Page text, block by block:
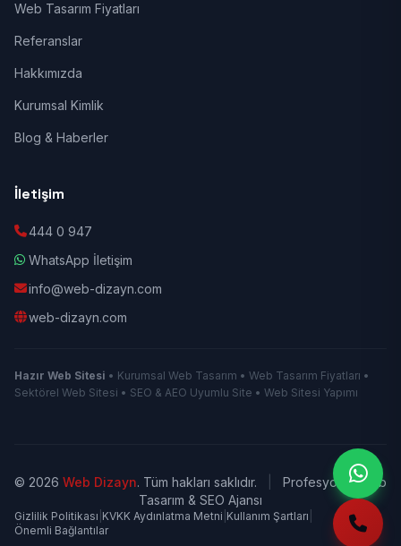
Web Tasarım Fiyatları
Referanslar
Hakkımızda
Kurumsal Kimlik
Blog & Haberler
İletişim
444 0 947
WhatsApp İletişim
info@web-dizayn.com
web-dizayn.com
Hazır Web Sitesi • Kurumsal Web Tasarım • Web Tasarım Fiyatları •
Sektörel Web Sitesi • SEO & AEO Uyumlu Site • Web Sitesi Yapımı
© 2026 Web Dizayn. Tüm hakları saklıdır.
Profesyonel Web
Tasarım & SEO Ajansı
Gizlilik Politikası KVKK Aydınlatma Metni Kullanım Şartları
Önemli Bağlantılar